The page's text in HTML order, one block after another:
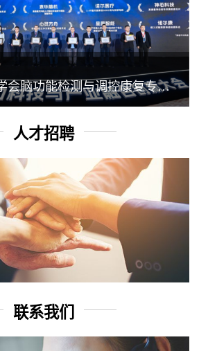
2026中国康复医学会脑功能检测与调控康复专业委员会学术年会丨脑客中国：脑机接口——EEG驱动TMS闭环调控工作坊
人才招聘
联系我们